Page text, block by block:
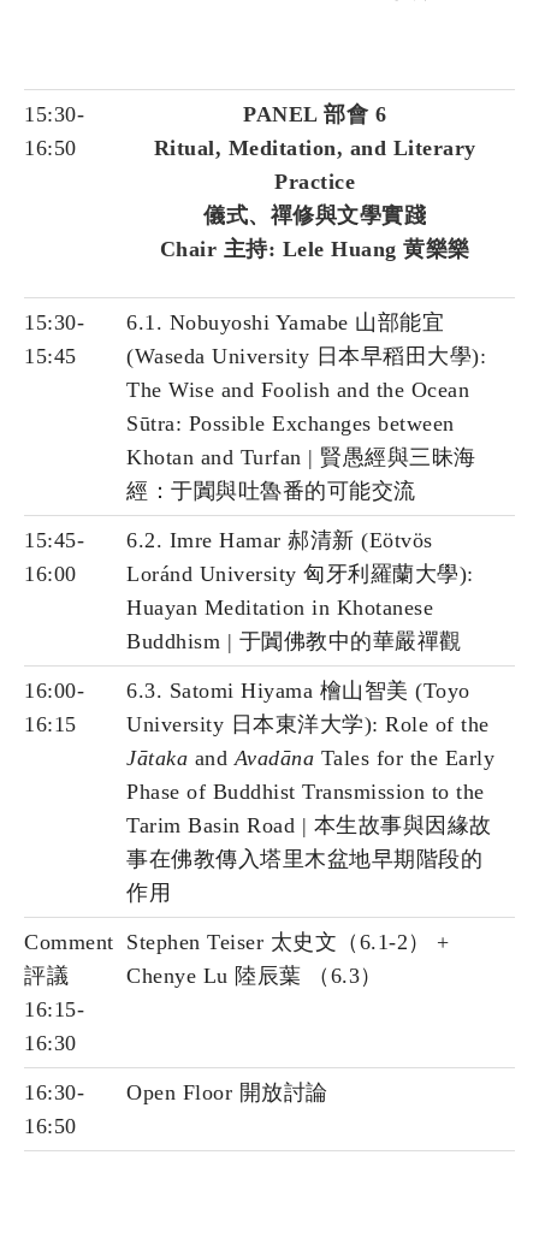
15:30-
16:50
PANEL 部會 6
Ritual, Meditation, and Literary
Practice
儀式、禪修與文學實踐
Chair 主持: Lele Huang 黄樂樂
15:30-
15:45
6.1. Nobuyoshi Yamabe 山部能宜
(Waseda University 日本早稻田大學):
The Wise and Foolish and the Ocean
Sūtra: Possible Exchanges between
Khotan and Turfan | 賢愚經與三昧海
經：于闐與吐魯番的可能交流
15:45-
16:00
6.2. Imre Hamar 郝清新 (Eötvös
Loránd University 匈牙利羅蘭大學):
Huayan Meditation in Khotanese
Buddhism | 于闐佛教中的華嚴禪觀
16:00-
16:15
6.3. Satomi Hiyama 檜山智美 (Toyo
University 日本東洋大学): Role of the
Jātaka andAvadāna Tales for the Early
Phase of Buddhist Transmission to the
Tarim Basin Road | 本生故事與因緣故
事在佛教傳入塔里木盆地早期階段的
作用
Comment
評議
16:15-
16:30
Stephen Teiser 太史文（6.1-2） +
Chenye Lu 陸辰葉 （6.3）
16:30-
16:50
Open Floor 開放討論